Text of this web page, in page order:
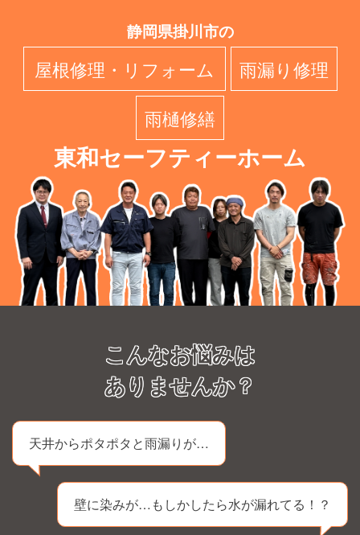
静岡県掛川市の
屋根修理・リフォーム
雨漏り修理
雨樋修繕
東和セーフティーホーム
こんなお悩みは
ありませんか？
天井からポタポタと雨漏りが…
壁に染みが…もしかしたら水が漏れてる！？